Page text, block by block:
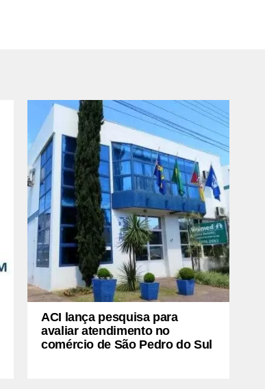
ACI lança pesquisa para
avaliar atendimento no
comércio de São Pedro do Sul